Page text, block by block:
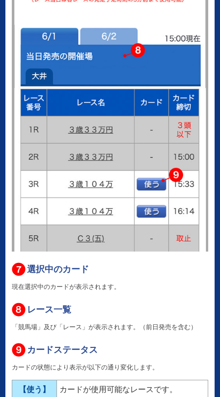
選択中のカード
現在選択中のカードが表示されます。
レース一覧
「競馬場」及び「レース」が表示されます。（前日発売を含む）
カードステータス
カードの状態により表示が以下の通り変化します。
【使う】 カードが使用可能なレースです。